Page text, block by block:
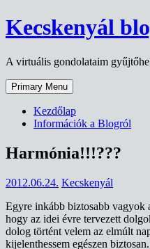
Skip
to
Kecskenyál
A virtuális gondolataim
Primary Menu
Kezdőlap
Információk a Blogról
Harmónia!!!???
2012.06.24. Kecskenyál
Egyre inkább biztosabb vagyok
hogy az idei évre tervezett
dolog történt velem az elmúlt
kijelenthessem egészen biztosan.